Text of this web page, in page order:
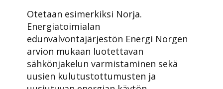
Otetaan esimerkiksi Norja.
Energiatoimialan
edunvalvontajärjestön Energi Norgen
arvion mukaan luotettavan
sähkönjakelun varmistaminen sekä
uusien kulutustottumusten ja